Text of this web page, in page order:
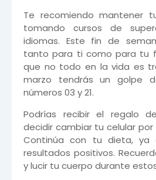
Te recomiendo mantener
tomando cursos de
idiomas. Este fin de
tanto para ti como para tu
que no todo en la vida es
marzo tendrás un golpe
números 03 y 21.
Podrías recibir el regalo
decidir cambiar tu celular
Continúa con tu dieta, ya
resultados positivos.
y lucir tu cuerpo durante